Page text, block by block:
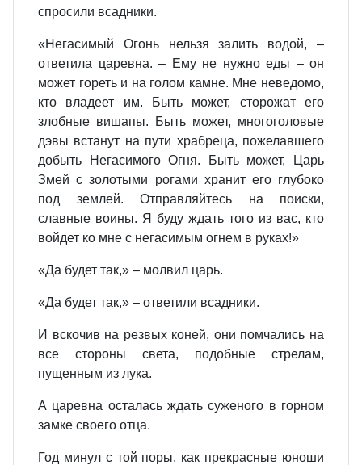
спросили всадники.
«Негасимый Огонь нельзя залить водой, –
ответила царевна. – Ему не нужно еды – он
может гореть и на голом камне. Мне неведомо,
кто владеет им. Быть может, сторожат его
злобные вишапы. Быть может, многоголовые
дэвы встанут на пути храбреца, пожелавшего
добыть Негасимого Огня. Быть может, Царь
Змей с золотыми рогами хранит его глубоко
под землей. Отправляйтесь на поиски,
славные воины. Я буду ждать того из вас, кто
войдет ко мне с негасимым огнем в руках!»
«Да будет так,» – молвил царь.
«Да будет так,» – ответили всадники.
И вскочив на резвых коней, они помчались на
все стороны света, подобные стрелам,
пущенным из лука.
А царевна осталась ждать суженого в горном
замке своего отца.
Год минул с той поры, как прекрасные юноши